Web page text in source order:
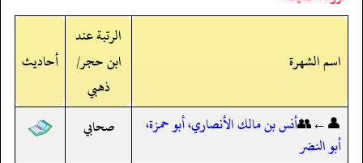
اسم الشهرة
الرتبة عند
ابن حجر/
ذهبي
أحاديث
👤←👥أنس بن مالك الأنصاري، أبو حمزة،
أبو النضر
صحابي